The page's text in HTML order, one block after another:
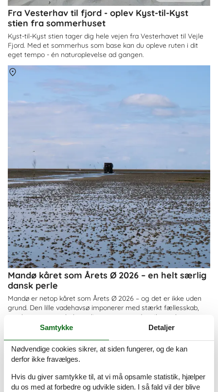
Fra Vesterhav til fjord - oplev Kyst-til-Kyst
stien fra sommerhuset
Kyst-til-Kyst stien tager dig hele vejen fra Vesterhavet til Vejle
Fjord. Med et sommerhus som base kan du opleve ruten i dit
eget tempo - én naturoplevelse ad gangen.
Mandø kåret som Årets Ø 2026 – en helt særlig
dansk perle
Mandø er netop kåret som Årets Ø 2026 – og det er ikke uden
grund. Den lille vadehavsø imponerer med stærkt fællesskab,
smuk natur og en helt særlig ro, som gør den til et oplagt
feriemål for både familier og par
OmDanmark
Samtykke Detaljer
Nødvendige cookies sikrer, at siden fungerer, og de kan
derfor ikke fravælges.
Hvis du giver samtykke til, at vi må opsamle statistik, hjælper
du os med at forbedre og udvikle siden. I så fald vil der blive